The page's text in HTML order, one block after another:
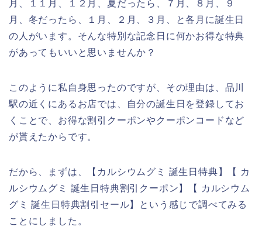
月、１１月、１２月、夏だったら、７月、８月、９
月、冬だったら、１月、２月、３月、と各月に誕生日
の人がいます。そんな特別な記念日に何かお得な特典
があってもいいと思いませんか？
このように私自身思ったのですが、その理由は、品川
駅の近くにあるお店では、自分の誕生日を登録してお
くことで、お得な割引クーポンやクーポンコードなど
が貰えたからです。
だから、まずは、【カルシウムグミ 誕生日特典】【 カ
ルシウムグミ 誕生日特典割引クーポン】【 カルシウム
グミ 誕生日特典割引セール】という感じで調べてみる
ことにしました。